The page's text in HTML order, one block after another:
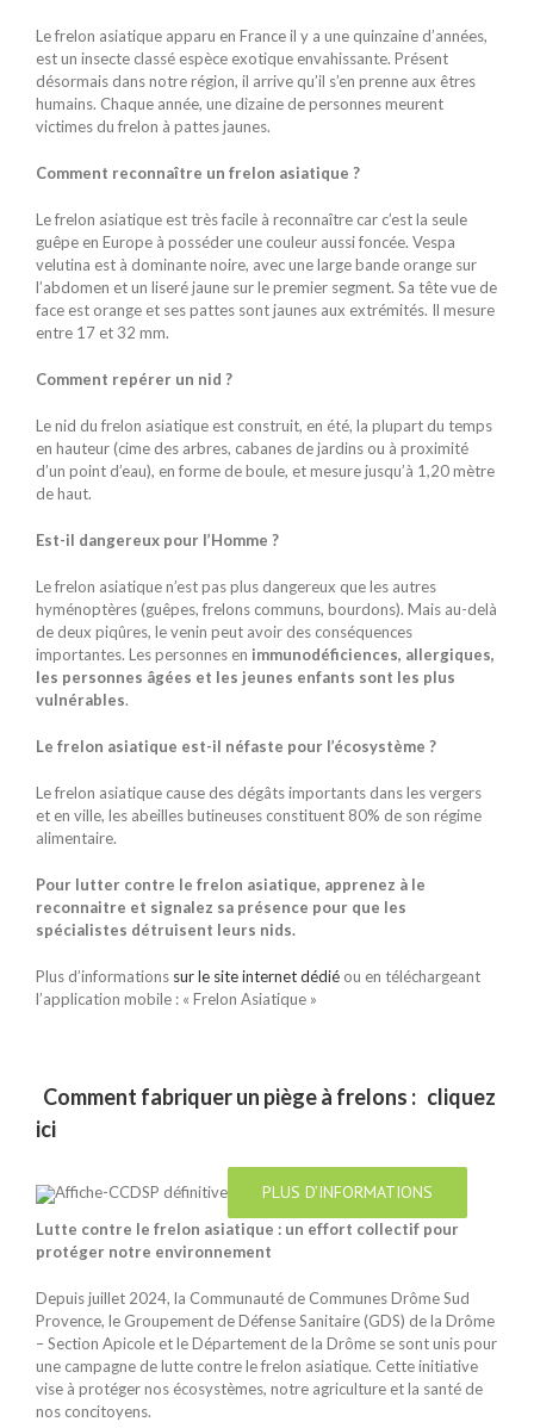
Le frelon asiatique apparu en France il y a une quinzaine d’années,
est un insecte classé espèce exotique envahissante. Présent
désormais dans notre région, il arrive qu’il s’en prenne aux êtres
humains. Chaque année, une dizaine de personnes meurent
victimes du frelon à pattes jaunes.
Comment reconnaître un frelon asiatique ?
Le frelon asiatique est très facile à reconnaître car c’est la seule
guêpe en Europe à posséder une couleur aussi foncée. Vespa
velutina est à dominante noire, avec une large bande orange sur
l’abdomen et un liseré jaune sur le premier segment. Sa tête vue de
face est orange et ses pattes sont jaunes aux extrémités. Il mesure
entre 17 et 32 mm.
Comment repérer un nid ?
Le nid du frelon asiatique est construit, en été, la plupart du temps
en hauteur (cime des arbres, cabanes de jardins ou à proximité
d’un point d’eau), en forme de boule, et mesure jusqu’à 1,20 mètre
de haut.
Est-il dangereux pour l’Homme ?
Le frelon asiatique n’est pas plus dangereux que les autres
hyménoptères (guêpes, frelons communs, bourdons). Mais au-delà
de deux piqûres, le venin peut avoir des conséquences
importantes. Les personnes en immunodéficiences, allergiques,
les personnes âgées et les jeunes enfants sont les plus
vulnérables.
Le frelon asiatique est-il néfaste pour l’écosystème ?
Le frelon asiatique cause des dégâts importants dans les vergers
et en ville, les abeilles butineuses constituent 80% de son régime
alimentaire.
Pour lutter contre le frelon asiatique, apprenez à le
reconnaitre et signalez sa présence pour que les
spécialistes détruisent leurs nids.
Plus d’informations sur le site internet dédié ou en téléchargeant
l’application mobile : « Frelon Asiatique »
Comment fabriquer un piège à frelons : cliquez
ici
PLUS D’INFORMATIONS
Lutte contre le frelon asiatique : un effort collectif pour
protéger notre environnement
Depuis juillet 2024, la Communauté de Communes Drôme Sud
Provence, le Groupement de Défense Sanitaire (GDS) de la Drôme
– Section Apicole et le Département de la Drôme se sont unis pour
une campagne de lutte contre le frelon asiatique. Cette initiative
vise à protéger nos écosystèmes, notre agriculture et la santé de
nos concitoyens.